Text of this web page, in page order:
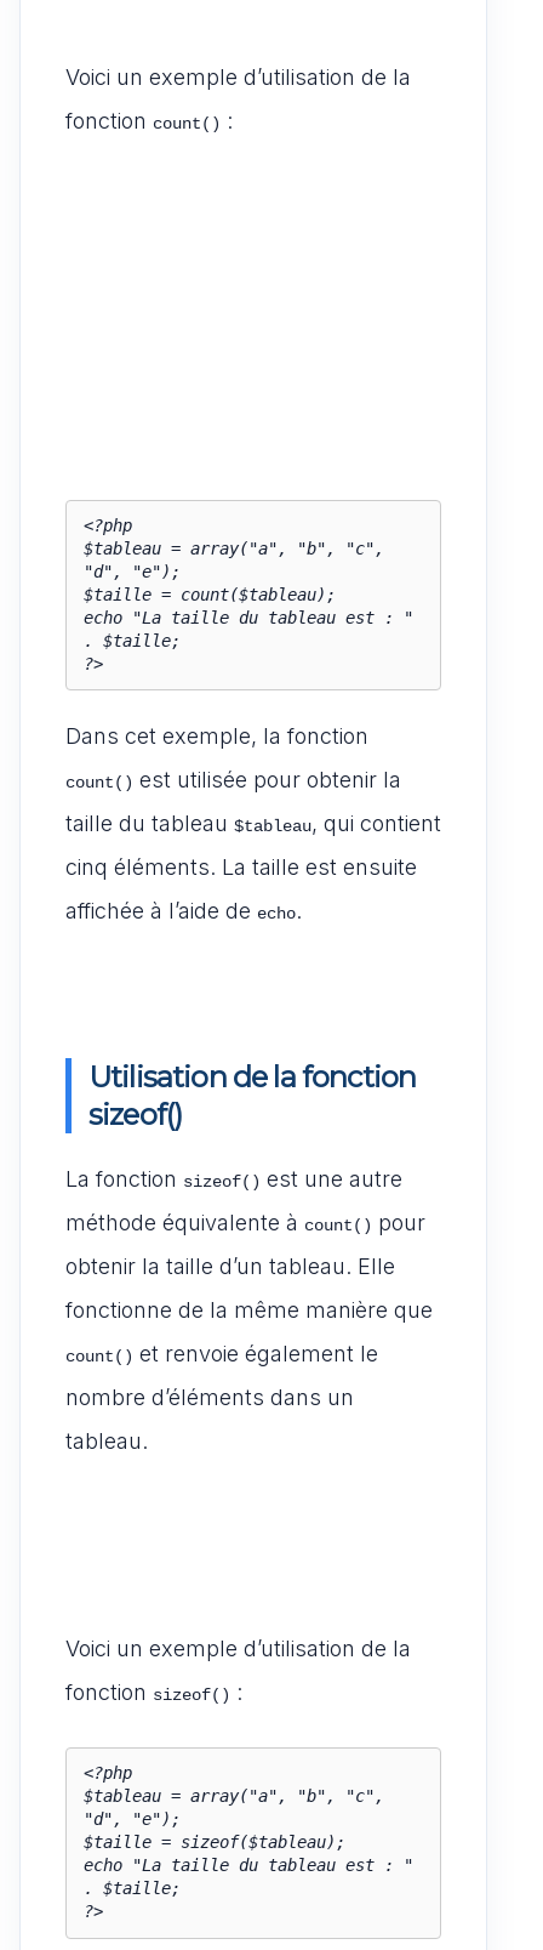
Voici un exemple d’utilisation de la
fonction count() :
<?php
$tableau = array("a", "b", "c",
"d", "e");
$taille = count($tableau);
echo "La taille du tableau est : "
. $taille;
?>
Dans cet exemple, la fonction
count() est utilisée pour obtenir la
taille du tableau $tableau, qui contient
cinq éléments. La taille est ensuite
affichée à l’aide de echo.
Utilisation de la fonction
sizeof()
La fonction sizeof() est une autre
méthode équivalente à count() pour
obtenir la taille d’un tableau. Elle
fonctionne de la même manière que
count() et renvoie également le
nombre d’éléments dans un
tableau.
Voici un exemple d’utilisation de la
fonction sizeof() :
<?php
$tableau = array("a", "b", "c",
"d", "e");
$taille = sizeof($tableau);
echo "La taille du tableau est : "
. $taille;
?>